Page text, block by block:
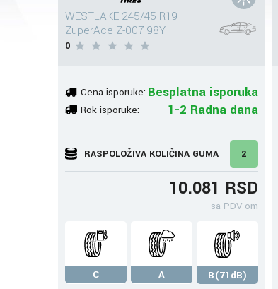
WESTLAKE 245/45 R19
ZuperAce Z-007 98Y
0
Cena isporuke: Besplatna isporuka
Rok isporuke: 1-2 Radna dana
RASPOLOŽIVA KOLIČINA GUMA 2
10.081 RSD
sa PDV-om
C A
B(71dB)